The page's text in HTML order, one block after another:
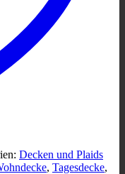
Decken und Plaids
, Tagesdecke,